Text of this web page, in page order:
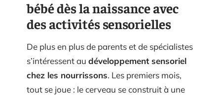
bébé dès la naissance avec
des activités sensorielles
De plus en plus de parents et de spécialistes
s’intéressent au développement sensoriel
chez les nourrissons. Les premiers mois,
tout se joue : le cerveau se construit à une